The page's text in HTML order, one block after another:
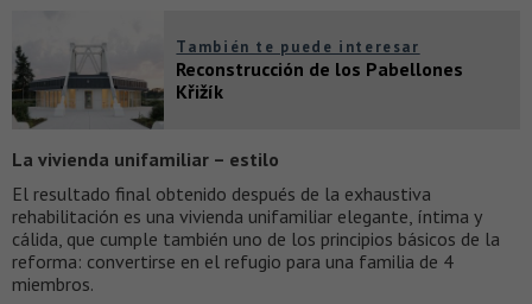
También te puede interesar
Reconstrucción de los Pabellones
Křižík
La vivienda unifamiliar – estilo
El resultado final obtenido después de la exhaustiva
rehabilitación es una vivienda unifamiliar elegante, íntima y
cálida, que cumple también uno de los principios básicos de la
reforma: convertirse en el refugio para una familia de 4
miembros.